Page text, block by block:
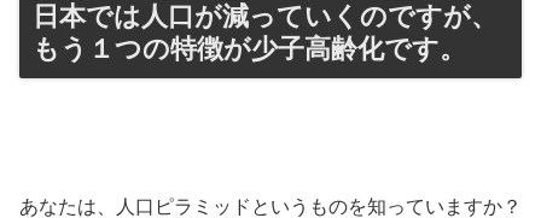
日本では人口が減っていくのですが、
もう１つの特徴が少子高齢化です。
あなたは、人口ピラミッドというものを知っていますか？